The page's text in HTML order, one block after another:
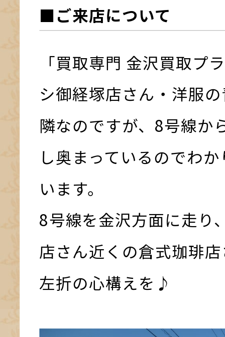
■ご来店について
「買取専門 金沢買取プ
シ御経塚店さん・洋服
隣なのですが、8号線か
し奥まっているのでわ
います。
8号線を金沢方面に走り
店さん近くの倉式珈琲
左折の心構えを♪